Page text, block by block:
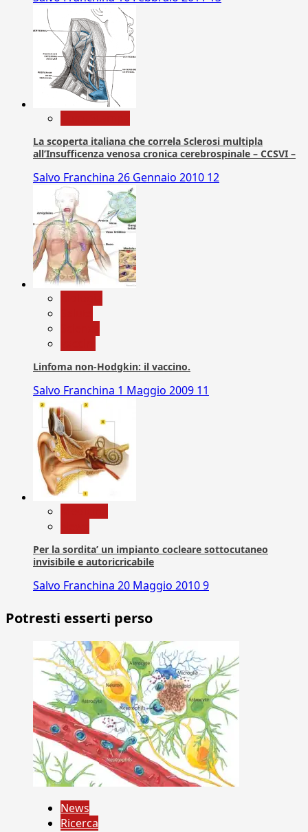
La scoperta italiana che correla Sclerosi multipla
all’Insufficenza venosa cronica cerebrospinale – CCSVI –
Salvo Franchina 26 Gennaio 2010 12
Linfoma non-Hodgkin: il vaccino.
Salvo Franchina 1 Maggio 2009 11
Per la sordita’ un impianto cocleare sottocutaneo
invisibile e autoricricabile
Salvo Franchina 20 Maggio 20109
Potresti esserti perso
News
Ricerca